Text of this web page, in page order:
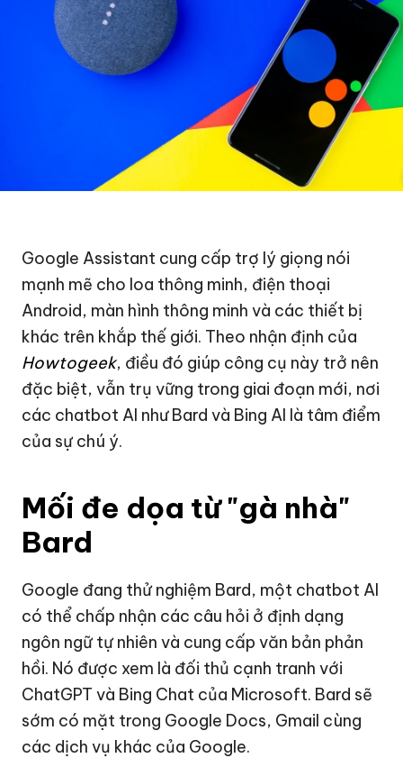
Google Assistant cung cấp trợ lý giọng nói
mạnh mẽ cho loa thông minh, điện thoại
Android, màn hình thông minh và các thiết bị
khác trên khắp thế giới. Theo nhận định của
Howtogeek, điều đó giúp công cụ này trở nên
đặc biệt, vẫn trụ vững trong giai đoạn mới, nơi
các chatbot AI như Bard và Bing AI là tâm điểm
của sự chú ý.
Mối đe dọa từ "gà nhà"
Bard
Google đang thử nghiệm Bard, một chatbot AI
có thể chấp nhận các câu hỏi ở định dạng
ngôn ngữ tự nhiên và cung cấp văn bản phản
hồi. Nó được xem là đối thủ cạnh tranh với
ChatGPT và Bing Chat của Microsoft. Bard sẽ
sớm có mặt trong Google Docs, Gmail cùng
các dịch vụ khác của Google.